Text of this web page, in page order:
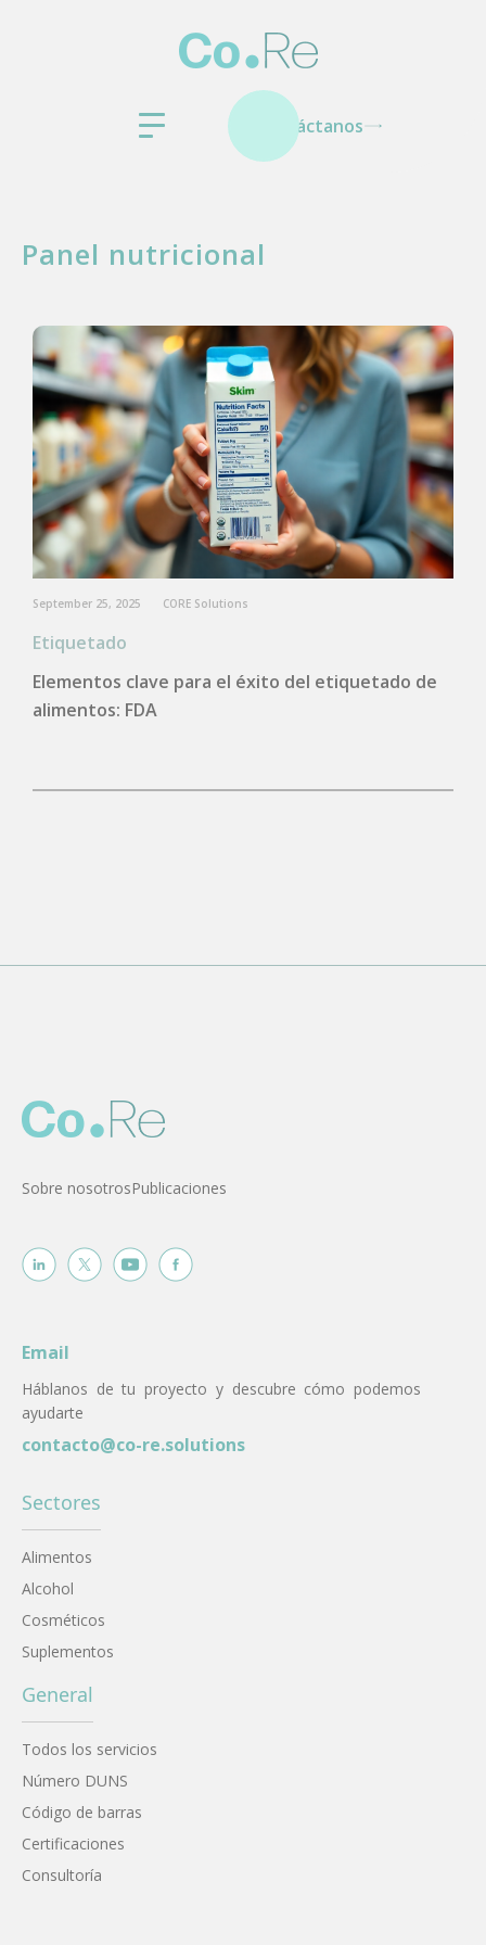
Contáctanos
Panel nutricional
September 25, 2025 CORE Solutions
Etiquetado
Elementos clave para el éxito del etiquetado de
alimentos: FDA
Sobre nosotrosPublicaciones
Email
Háblanos de tu proyecto y descubre cómo podemos
ayudarte
contacto@co-re.solutions
Sectores
Alimentos
Alcohol
Cosméticos
Suplementos
General
Todos los servicios
Número DUNS
Código de barras
Certificaciones
Consultoría